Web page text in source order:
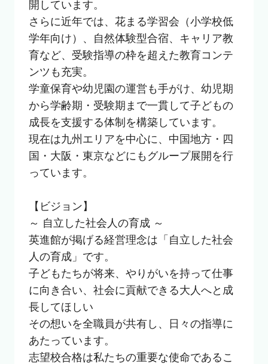
開しています。
さらに近年では、花まる学習会（小学校低
学年向け）、自然体験型合宿、キャリア教
育など、受験指導の枠を超えた教育コンテ
ンツも充実。
学童保育や幼児園の運営も手がけ、幼児期
から学齢期・受験期まで一貫して子どもの
成長を支援する体制を構築しています。
現在は九州エリアを中心に、中国地方・四
国・大阪・東京などにもグループ展開を行
っています。
【ビジョン】
～ 自立した社会人の育成 ～
英進館が掲げる経営理念は「自立した社会
人の育成」です。
子どもたちが将来、やりがいを持って仕事
に向き合い、社会に貢献できる大人へと成
長してほしい
その想いを全職員が共有し、日々の指導に
あたっています。
志望校合格は私たちの重要な使命であるこ